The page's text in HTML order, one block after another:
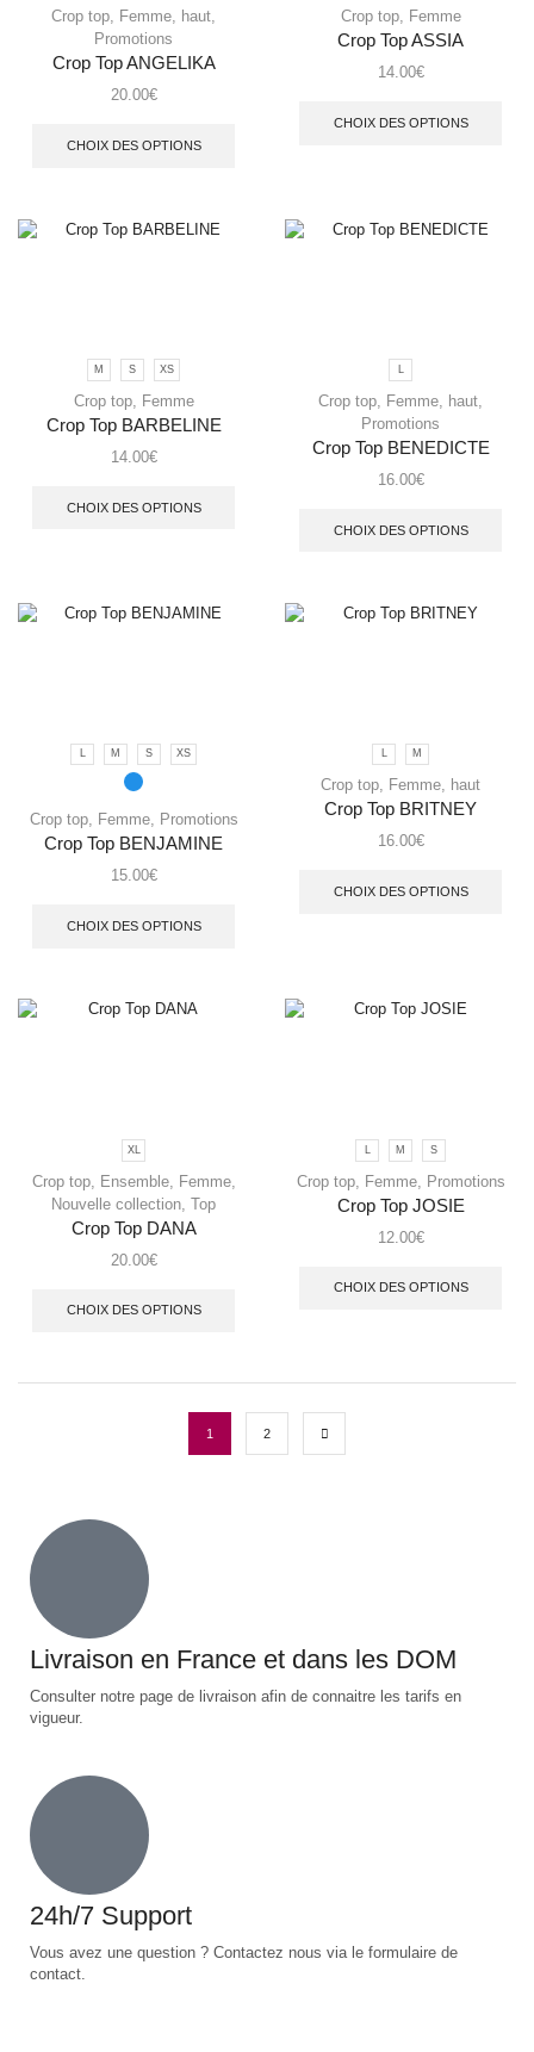
Crop top, Femme, haut,
Promotions
Crop Top ANGELIKA
20.00€
CHOIX DES OPTIONS
Crop top, Femme
Crop Top ASSIA
14.00€
CHOIX DES OPTIONS
M S XS
Crop top, Femme
Crop Top BARBELINE
14.00€
CHOIX DES OPTIONS
L
Crop top Femme haut
Promotions
Crop Top BENEDICTE
16.00€
CHOIX DES OPTIONS
L M S XS
Crop top, Femme, Promotions
Crop Top BENJAMINE
15.00€
CHOIX DES OPTIONS
L M
Crop top, Femme, haut
Crop Top BRITNEY
16.00€
CHOIX DES OPTIONS
XL
Crop top, Ensemble, Femme,
Nouvelle collection Top
Crop Top DANA
20.00€
CHOIX DES OPTIONS
M S
Crop top, Femme, Promotions
Crop Top JOSIE
12.00€
CHOIX DES OPTIONS
1 2
Livraison en France et dans les DOM
Consulter notre page de livraison afin de connaitre les tarifs en
vigueur.
24h/7 Support
Vous avez une question ? Contactez nous via le formulaire de
contact.